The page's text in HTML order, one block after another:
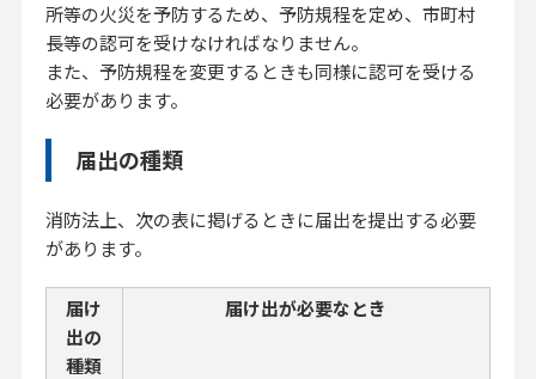
所等の火災を予防するため、予防規程を定め、市町村
長等の認可を受けなければなりません。
また、予防規程を変更するときも同様に認可を受ける
必要があります。
届出の種類
消防法上、次の表に掲げるときに届出を提出する必要
があります。
届け
出の
種類
届け出が必要なとき